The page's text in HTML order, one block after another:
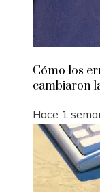
Cómo los
cambiaron
Hace 1